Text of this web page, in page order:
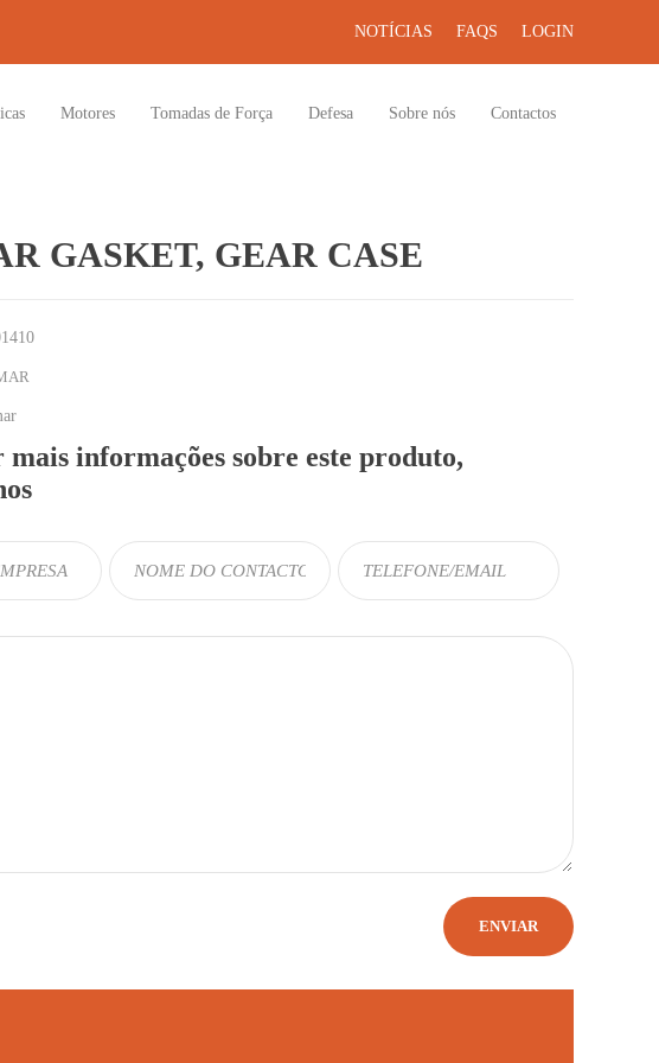
NOTÍCIAS FAQS LOGIN
Motores Tomadas de Força Defesa Sobre nós Contactos
GASKET, GEAR CASE
mais informações sobre este produto,